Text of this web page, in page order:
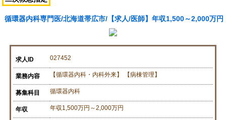
循環器内科専門医/北海道帯広市/【求人/医師】年収1,500～2,000万円
求人ID 027452
業務内容 【循環器内科・内科外来】 【病棟管理】
募集科目 循環器内科
年収 年収1,500万円～2,000万円